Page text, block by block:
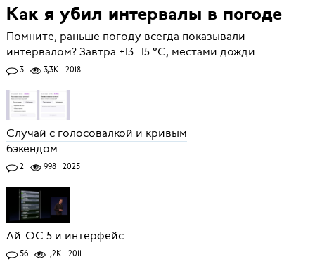
Как я убил интервалы в погоде
Помните, раньше погоду всегда показывали
интервалом? Завтра +13...15 °C, местами дожди
3 3,3K 2018
Случай с голосовалкой и кривым
бэкендом
2 998 2025
Ай-ОС 5 и интерфейс
56 1,2K 2011